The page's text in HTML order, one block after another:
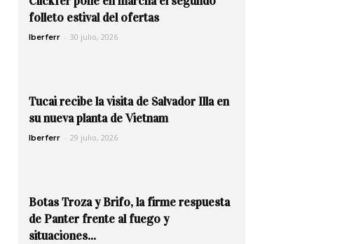
folleto estival del ofertas
Iberferr - 30 julio, 2026
Tucai recibe la visita de Salvador Illa en
su nueva planta de Vietnam
Iberferr - 29 julio, 2026
Botas Troza y Brifo, la firme respuesta
de Panter frente al fuego y
situaciones...